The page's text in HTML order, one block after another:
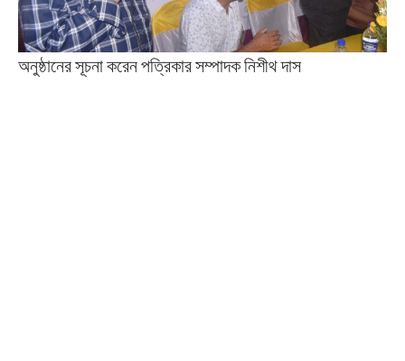
অনুষ্ঠানের সূচনা করেন পত্রিকার সম্পাদক নিশীথ দাস